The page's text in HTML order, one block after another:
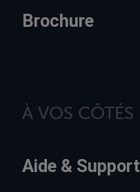
Brochure
À VOS CÔTÉS
Aide & Support